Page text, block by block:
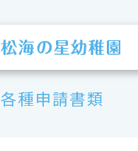
各種申請書類